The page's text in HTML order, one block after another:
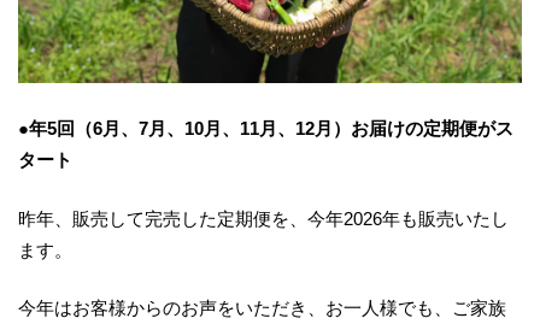
●年5回（6月、7月、10月、11月、12月）お届けの定期便がス
タート
昨年、販売して完売した定期便を、今年2026年も販売いたし
ます。
今年はお客様からのお声をいただき、お一人様でも、ご家族